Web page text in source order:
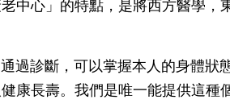
中心」的特點，是將西方醫學，
過診斷，可以掌握本人的身體狀
康長壽。我們是唯一能提供這種